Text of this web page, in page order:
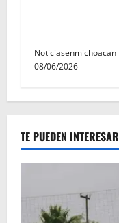
Noticiasenmichoacan
08/06/2026
TE PUEDEN INTERESAR